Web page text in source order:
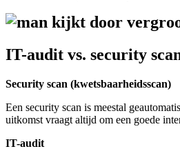
IT-audit vs. security
Security scan (kwetsbaarheidsscan)
Een security scan is meestal
uitkomst vraagt altijd om een goede
IT-audit